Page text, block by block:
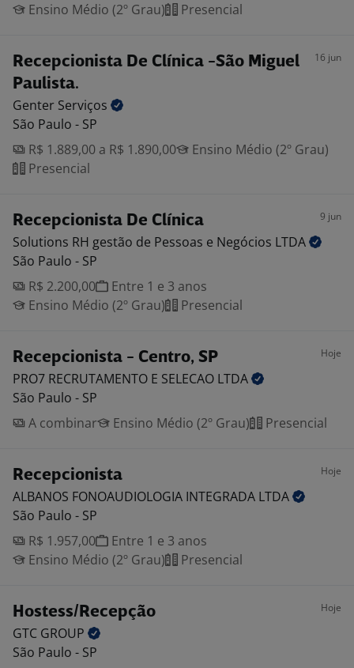
Ensino Médio (2º Grau)
Presencial
Recepcionista De Clínica -São Miguel
Paulista.
16 jun
Genter Serviços
São Paulo - SP
R$ 1.889,00 a R$ 1.890,00
Ensino Médio (2º Grau)
Presencial
Recepcionista De Clínica 9 jun
Solutions RH gestão de Pessoas e Negócios LTDA
São Paulo - SP
R$ 2.200,00
Entre 1 e 3 anos
Ensino Médio (2º Grau)
Presencial
Recepcionista - Centro, SP Hoje
PRO7 RECRUTAMENTO E SELECAO LTDA
São Paulo - SP
A combinar
Ensino Médio (2º Grau) Presencial
Recepcionista Hoje
ALBANOS FONOAUDIOLOGIA INTEGRADA LTDA
São Paulo - SP
R$ 1.957,00
Entre 1 e 3 anos
Ensino Médio (2º Grau)
Presencial
Hostess/Recepção Hoje
GTC GROUP
São Paulo - SP